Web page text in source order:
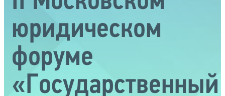
юридическом
форуме
«Государственный